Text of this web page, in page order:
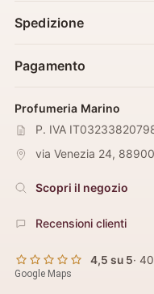
Spedizione
Pagamento
Profumeria Marino
P. IVA
via Venezia 24, 88900
Scopri il negozio
Recensioni clienti
4,5 su 5·
Google Maps